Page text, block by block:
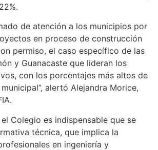
de atención a los municipios por
en proceso de construcción
permiso, el caso específico de las
y Guanacaste que lideran los
con los porcentajes más altos de
alertó Alejandra Morice,
Colegio es indispensable que se
técnica, que implica la
en ingeniería y